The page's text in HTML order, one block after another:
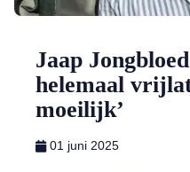
Jaap
helemaal
moeilijk’
01 juni 2025